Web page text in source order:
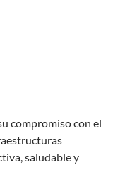
compromiso con el
saludable y